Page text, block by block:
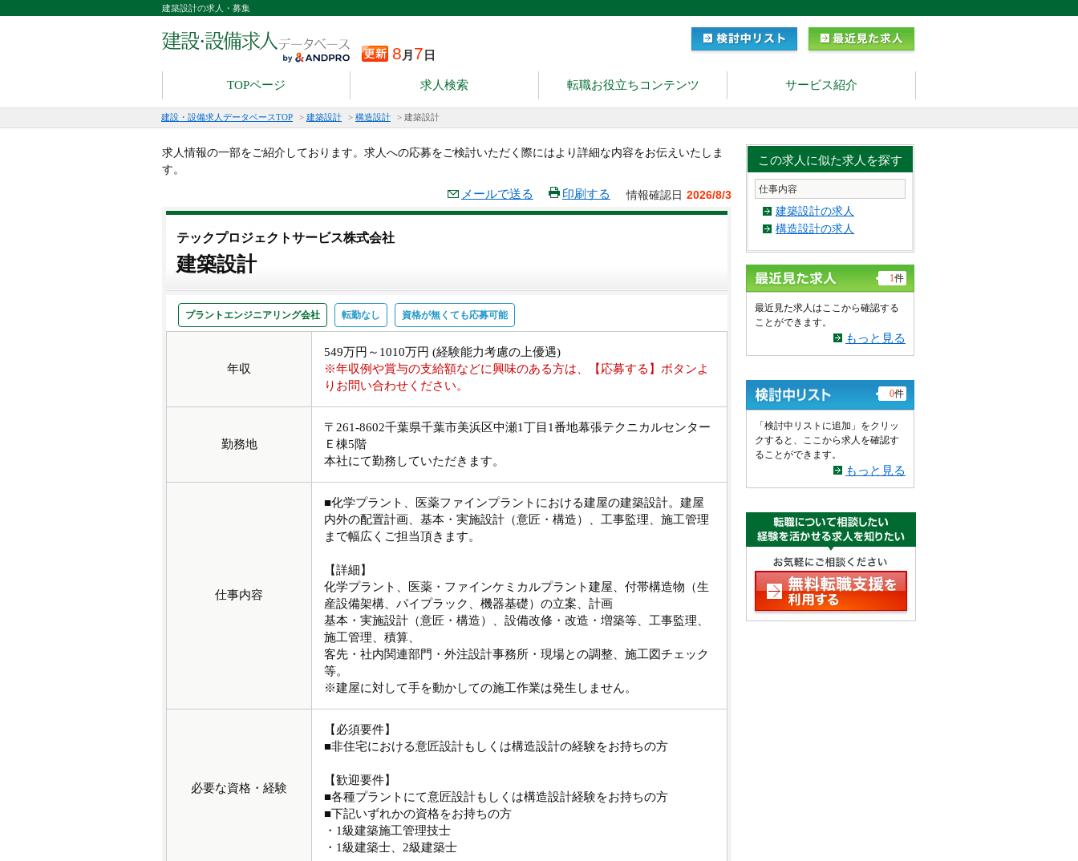
建築設計の求人・募集
8 月 7 日
TOPページ 求人検索 転職お役立ちコンテンツ サービス紹介
建設・設備求人データベースTOP > 建築設計 > 構造設計 > 建築設計
求人情報の一部をご紹介しております。求人への応募をご検討いただく際にはより詳細な内容をお伝えいたしま
す。
情報確認日 2026/8/3
メールで送る 印刷する
テックプロジェクトサービス株式会社
建築設計
プラントエンジニアリング会社 転勤なし 資格が無くても応募可能
年収
549万円～1010万円 (経験能力考慮の上優遇)
※年収例や賞与の支給額などに興味のある方は、【応募する】ボタンよ
りお問い合わせください。
勤務地
〒261-8602千葉県千葉市美浜区中瀬1丁目1番地幕張テクニカルセンター
Ｅ棟5階
本社にて勤務していただきます。
仕事内容
■化学プラント、医薬ファインプラントにおける建屋の建築設計。建屋
内外の配置計画、基本・実施設計（意匠・構造）、工事監理、施工管理
まで幅広くご担当頂きます。
【詳細】
化学プラント、医薬・ファインケミカルプラント建屋、付帯構造物（生
産設備架構、パイプラック、機器基礎）の立案、計画
基本・実施設計（意匠・構造）、設備改修・改造・増築等、工事監理、
施工管理、積算、
客先・社内関連部門・外注設計事務所・現場との調整、施工図チェック
等。
※建屋に対して手を動かしての施工作業は発生しません。
必要な資格・経験
【必須要件】
■非住宅における意匠設計もしくは構造設計の経験をお持ちの方
【歓迎要件】
■各種プラントにて意匠設計もしくは構造設計経験をお持ちの方
■下記いずれかの資格をお持ちの方
・1級建築施工管理技士
・1級建築士、2級建築士
この求人に似た求人を探す
仕事内容
建築設計の求人
構造設計の求人
1件
最近見た求人はここから確認する
ことができます。
もっと見る
0件
「検討中リストに追加」をクリッ
クすると、ここから求人を確認す
ることができます。
もっと見る